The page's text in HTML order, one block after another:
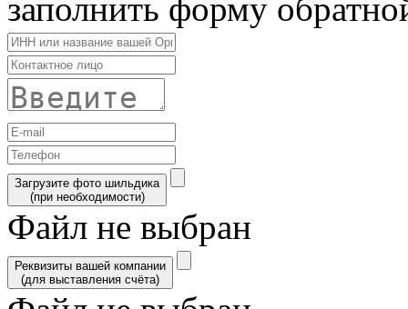
заполнить форму
Загрузите фото шильдика
(при необходимости)
Файл не выбран
Реквизиты вашей компании
(для выставления счёта)